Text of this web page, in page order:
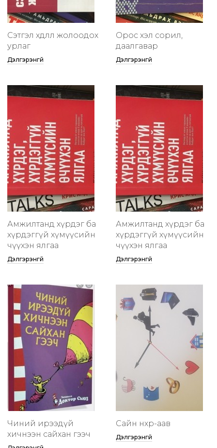
Сэтгэл хөдлөлөө жолоодох
урлаг
Дэлгэрэнгүй
Орос хэл сорил,
даалгавар
Дэлгэрэнгүй
Амжилтанд хүрдэг ба
хүрдэггүй хүмүүсийн
өчүүхэн ялгаа
Дэлгэрэнгүй
Амжилтанд хүрдэг ба
хүрдэггүй хүмүүсийн
өчүүхэн ялгаа
Дэлгэрэнгүй
Чиний ирээдүй
хичнээн сайхан гээч
Сайн нөхөр-аав
Дэлгэрэнгүй